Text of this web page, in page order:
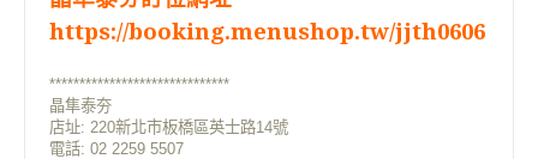
https://booking.menushop.tw/jjth0606
******************************
晶隼泰夯
店址: 220新北市板橋區英士路14號
電話: 02 2259 5507